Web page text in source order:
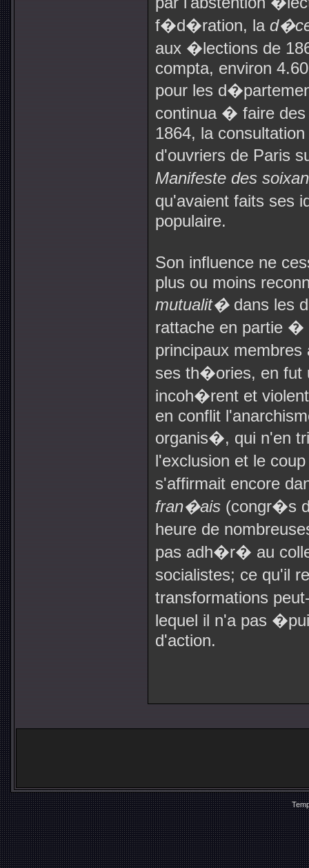
f�d�ration, la
aux �lections de
compta, environ
pour les
continua � faire
1864, la
d'ouvriers de Paris
Manifeste des
qu'avaient faits ses
populaire.
Son influence ne
plus ou moins
mutualit� dans les
rattache en partie
principaux
ses th�ories, en fut
incoh�rent et
en conflit
organis�, qui n'en
l'exclusion et le
s'affirmait encore
fran�ais (congr�s
heure de
pas adh�r� au
socialistes; ce qu'il
transformations
lequel il n'a pas
d'action.